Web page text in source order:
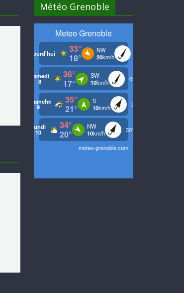
Météo Grenoble